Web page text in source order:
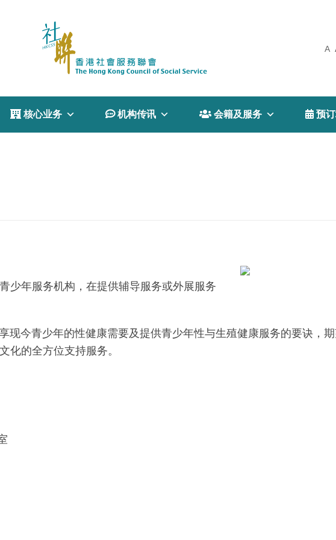
A
 核心业务  机构传讯  会籍及服务  预订
少年服务机构，在提供辅导服务或外展服务
现今青少年的性健康需要及提供青少年性与生殖健康服务的要诀，
化的全方位支持服务。